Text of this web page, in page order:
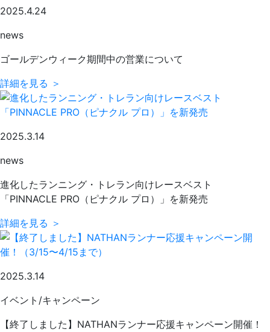
2025.4.24
news
ゴールデンウィーク期間中の営業について
詳細を見る ＞
2025.3.14
news
進化したランニング・トレラン向けレースベスト
「PINNACLE PRO（ピナクル プロ）」を新発売
詳細を見る ＞
2025.3.14
イベント/キャンペーン
【終了しました】NATHANランナー応援キャンペーン開催！